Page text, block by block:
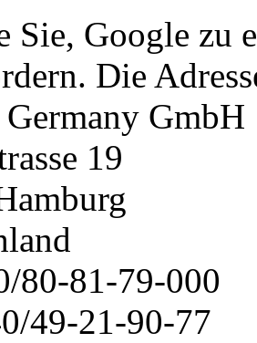
Sie, Google zu
Die
GmbH
19
80-81-79-000
49-21-90-77